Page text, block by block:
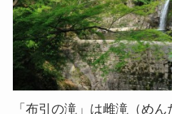
「布引の滝」は雌滝（め